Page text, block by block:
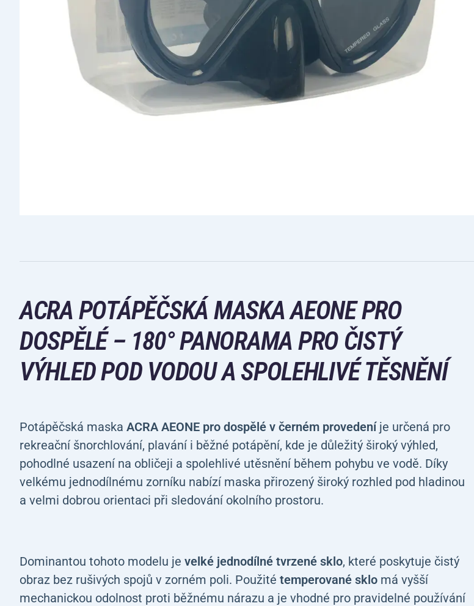
ACRA POTÁPĚČSKÁ MASKA AEONE PRO
DOSPĚLÉ – 180° PANORAMA PRO ČISTÝ
VÝHLED POD VODOU A SPOLEHLIVÉ TĚSNĚNÍ
Potápěčská maska ACRA AEONE pro dospělé v černém provedeníje určená pro
rekreační šnorchlování, plavání i běžné potápění, kde je důležitý široký výhled,
pohodlné usazení na obličeji a spolehlivé utěsnění během pohybu ve vodě. Díky
velkému jednodílnému zorníku nabízí maska přirozený široký rozhled pod hladinou
a velmi dobrou orientaci při sledování okolního prostoru.
Dominantou tohoto modelu je velké jednodílné tvrzené sklo, které poskytuje čistý
obraz bez rušivých spojů v zorném poli. Použité temperované sklo má vyšší
mechanickou odolnost proti běžnému nárazu a je vhodné pro pravidelné používání